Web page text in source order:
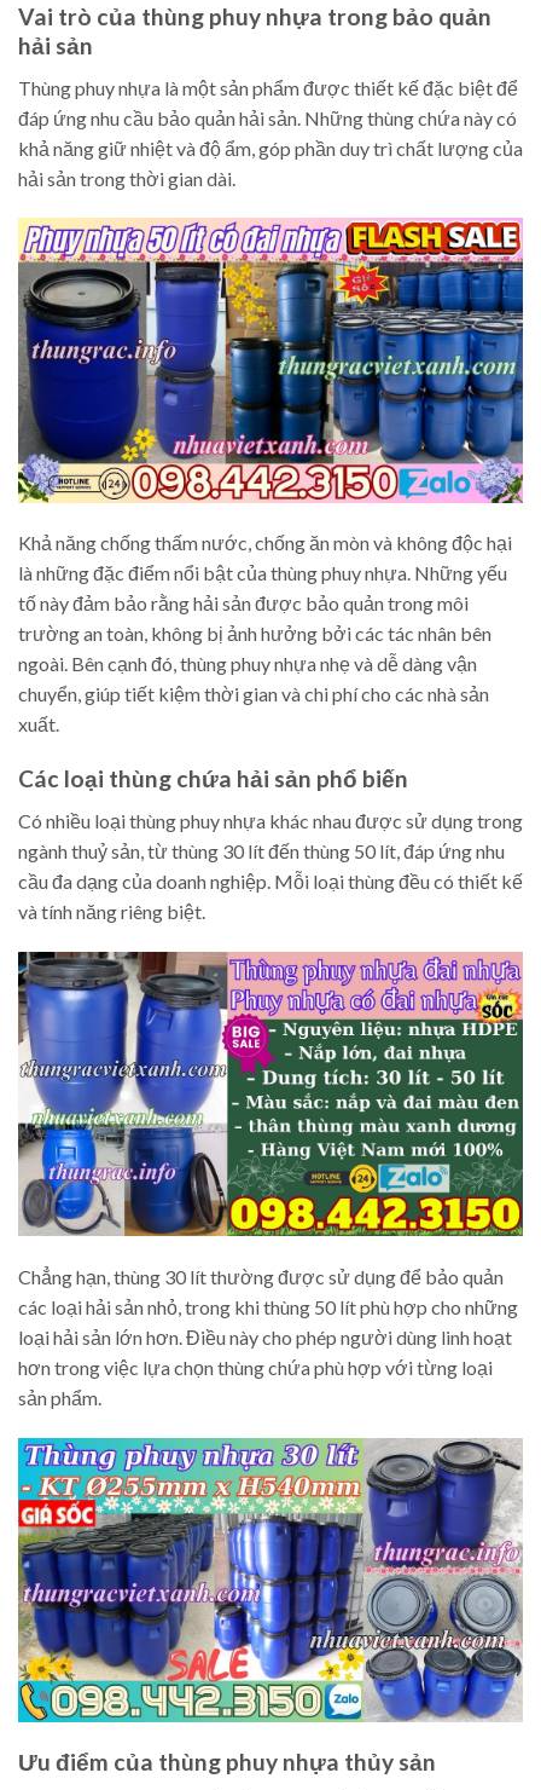
Vai trò của thùng phuy nhựa trong bảo quản
hải sản
Thùng phuy nhựa là một sản phẩm được thiết kế đặc biệt để
đáp ứng nhu cầu bảo quản hải sản. Những thùng chứa này có
khả năng giữ nhiệt và độ ẩm, góp phần duy trì chất lượng của
hải sản trong thời gian dài.
Khả năng chống thấm nước, chống ăn mòn và không độc hại
là những đặc điểm nổi bật của thùng phuy nhựa. Những yếu
tố này đảm bảo rằng hải sản được bảo quản trong môi
trường an toàn, không bị ảnh hưởng bởi các tác nhân bên
ngoài. Bên cạnh đó, thùng phuy nhựa nhẹ và dễ dàng vận
chuyển, giúp tiết kiệm thời gian và chi phí cho các nhà sản
xuất.
Các loại thùng chứa hải sản phổ biến
Có nhiều loại thùng phuy nhựa khác nhau được sử dụng trong
ngành thuỷ sản, từ thùng 30 lít đến thùng 50 lít, đáp ứng nhu
cầu đa dạng của doanh nghiệp. Mỗi loại thùng đều có thiết kế
và tính năng riêng biệt.
Chẳng hạn, thùng 30 lít thường được sử dụng để bảo quản
các loại hải sản nhỏ, trong khi thùng 50 lít phù hợp cho những
loại hải sản lớn hơn. Điều này cho phép người dùng linh hoạt
hơn trong việc lựa chọn thùng chứa phù hợp với từng loại
sản phẩm.
Ưu điểm của thùng phuy nhựa thủy sản